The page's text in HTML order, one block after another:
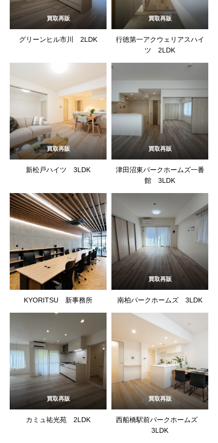
買取再販
グリーンヒル市川 2LDK
買取再販
行徳第一アクウェリアスハイ
ツ 2LDK
買取再販
新松戸ハイツ 3LDK
買取再販
津田沼東パークホームズ一番
館 3LDK
KYORITSU 新事務所
買取再販
南柏パークホームズ 3LDK
買取再販
カミュ祐光苑 2LDK
買取再販
西船橋駅前パークホームズ
3LDK